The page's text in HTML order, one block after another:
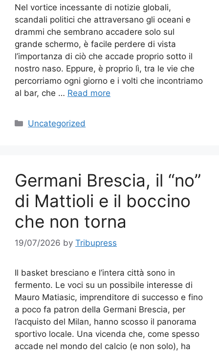
Nel vortice incessante di notizie globali,
scandali politici che attraversano gli oceani e
drammi che sembrano accadere solo sul
grande schermo, è facile perdere di vista
l’importanza di ciò che accade proprio sotto il
nostro naso. Eppure, è proprio lì, tra le vie che
percorriamo ogni giorno e i volti che incontriamo
al bar, che … Read more
Categories
Uncategorized
Germani Brescia, il “no”
di Mattioli e il boccino
che non torna
19/07/2026 by Tribupress
Il basket bresciano e l’intera città sono in
fermento. Le voci su un possibile interesse di
Mauro Matiasic, imprenditore di successo e fino
a poco fa patron della Germani Brescia, per
l’acquisto del Milan, hanno scosso il panorama
sportivo locale. Una vicenda che, come spesso
accade nel mondo del calcio (e non solo), ha